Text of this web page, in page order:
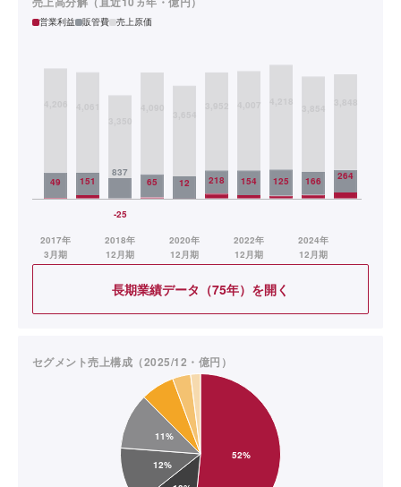
営業利益 販管費 売上原価
長期業績データ（75年）を開く
セグメント売上構成（2025/12・億円）